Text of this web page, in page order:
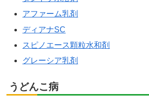
アファーム乳剤
ディアナSC
スピノエース顆粒水和剤
グレーシア乳剤
うどんこ病